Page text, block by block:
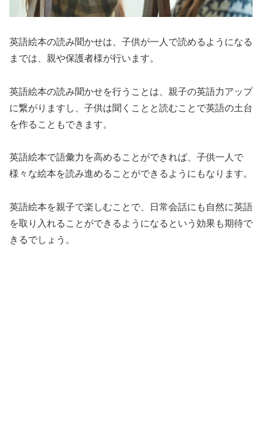
英語絵本の読み聞かせは、子供が一人で読めるようになる
までは、親や保護者様が行います。
英語絵本の読み聞かせを行うことは、親子の英語力アップ
に繋がりますし、子供は聞くことと読むことで英語の土台
を作ることもできます。
英語絵本で語彙力を高めることができれば、子供一人で
様々な絵本を読み進めることができるようにもなります。
英語絵本を親子で楽しむことで、日常会話にも自然に英語
を取り入れることができるようになるという効果も期待で
きるでしょう。